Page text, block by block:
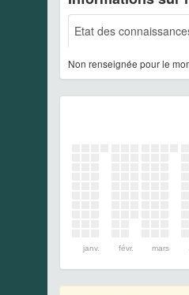
Etat des
Non renseignée pour le
janv. févr. mars